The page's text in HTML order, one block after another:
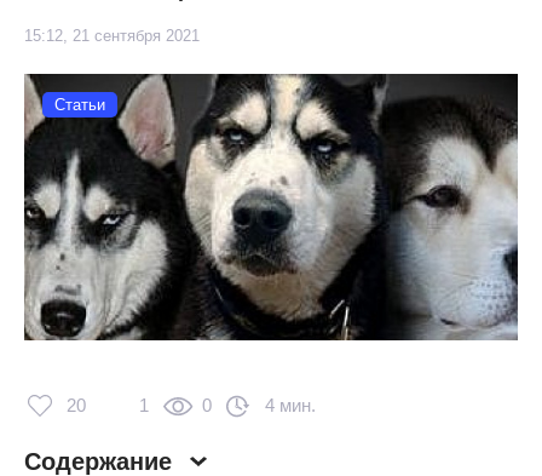
15:12, 21 сентября 2021
Статьи
20 1 0 4 мин.
Содержание